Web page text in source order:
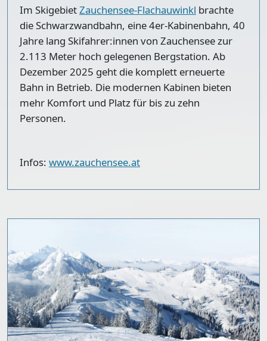
Im SkigebietZauchensee-Flachauwinkl brachte
die Schwarzwandbahn, eine 4er-Kabinenbahn, 40
Jahre lang Skifahrer:innen von Zauchensee zur
2.113 Meter hoch gelegenen Bergstation. Ab
Dezember 2025 geht die komplett erneuerte
Bahn in Betrieb. Die modernen Kabinen bieten
mehr Komfort und Platz für bis zu zehn
Personen.
Infos: www.zauchensee.at